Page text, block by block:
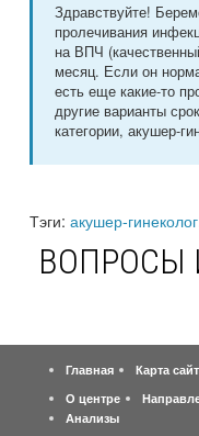
Здравствуйте!
пролечивания
на ВПЧ
месяц. Если он
есть еще какие-то
другие варианты
категории, акушер-
Тэги: акушер-
ВОПРОСЫ
Главная
Карта
О центре
Анализы